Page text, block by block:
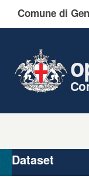
Comune di
Organizzazioni
Gruppi
Dataset